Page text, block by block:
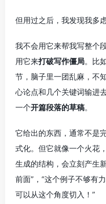
但用过之后，我发现我多虑
我不会用它来帮我写整个
用它来打破写作僵局。比
节，脑子里一团乱麻，不
心论点和几个关键词输进
一个开篇段落的草稿。
它给出的东西，通常不是
式化。但它就像一个火花
生成的结构，会立刻产生
前面”，“这个例子不够有
可以从这个角度切入！”